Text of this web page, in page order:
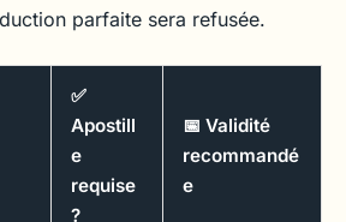
parfaite sera refusée.
✅
Apostill
e
requise
?
📅 Validité
recommandé
e